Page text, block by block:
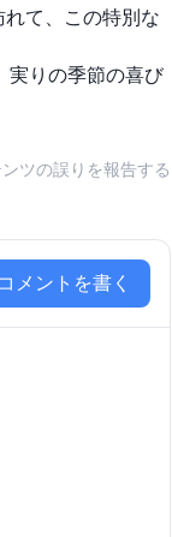
て、この特別な
実りの季節の喜び
ツの誤りを報告する
コメントを書く